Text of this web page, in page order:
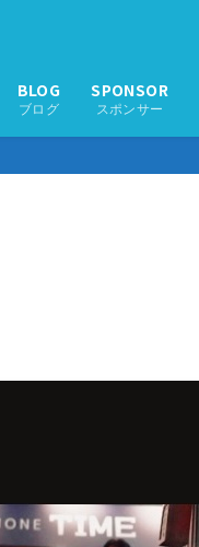
BLOG
ブログ
SPONSOR
スポンサー